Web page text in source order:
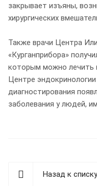
закрывает изъяны,
хирургических
Также врачи Центра
«Курганприбора»
которым можно лечить
Центре
диагностирования
заболевания у людей,
Назад к списку